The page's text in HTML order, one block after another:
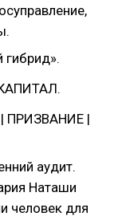
гибрид».
ПРИЗВАНИЕ |
аудит.
Наташи
человек для